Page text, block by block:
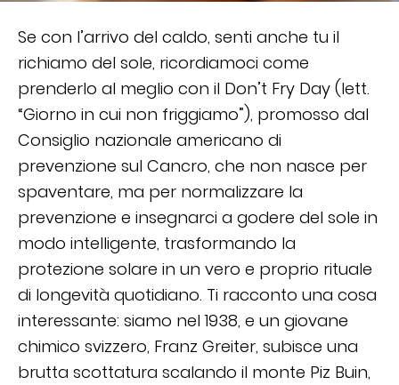
Se con l’arrivo del caldo, senti anche tu il
richiamo del sole, ricordiamoci come
prenderlo al meglio con il Don’t Fry Day (lett.
“Giorno in cui non friggiamo”), promosso dal
Consiglio nazionale americano di
prevenzione sul Cancro, che non nasce per
spaventare, ma per normalizzare la
prevenzione e insegnarci a godere del sole in
modo intelligente, trasformando la
protezione solare in un vero e proprio rituale
di longevità quotidiano. Ti racconto una cosa
interessante: siamo nel 1938, e un giovane
chimico svizzero, Franz Greiter, subisce una
brutta scottatura scalando il monte Piz Buin,